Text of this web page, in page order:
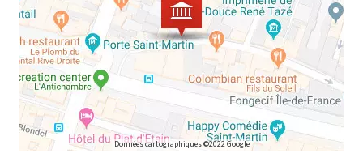
Données cartographiques ©2022 Google